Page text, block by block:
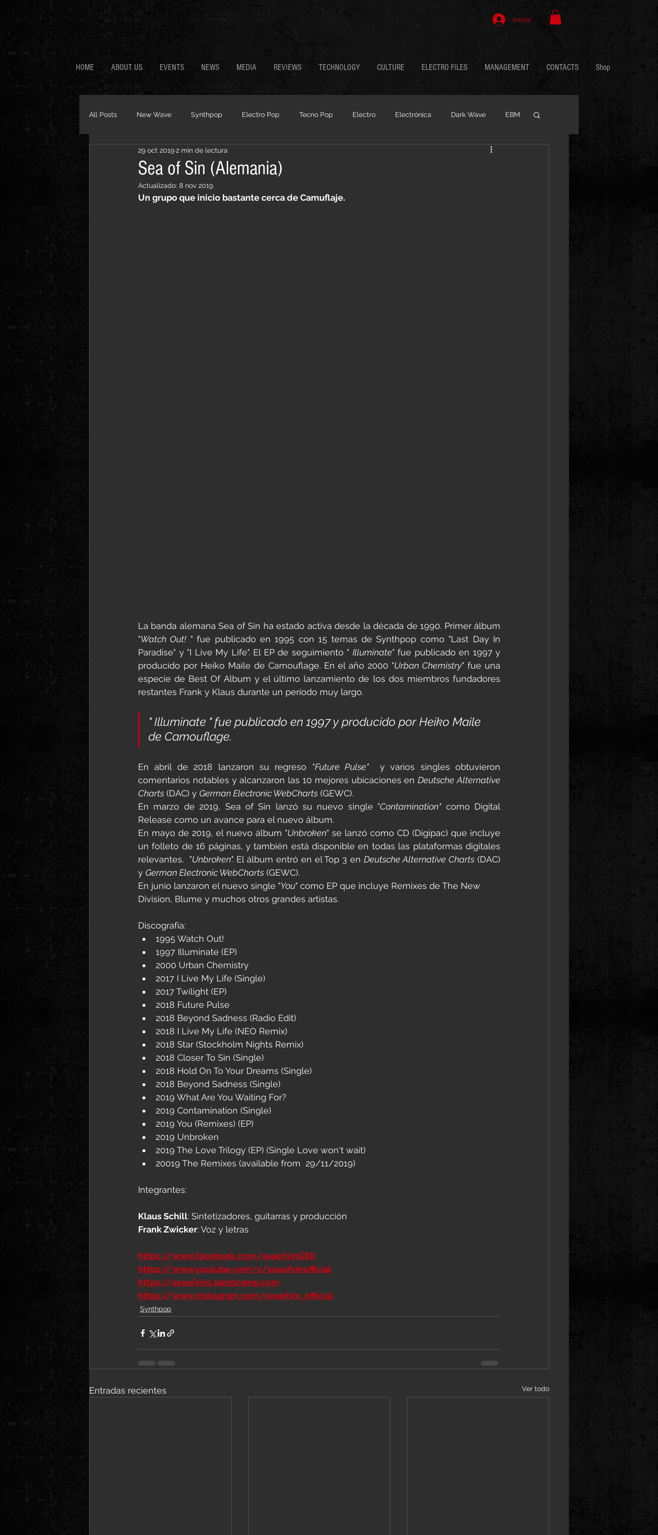
Iniciar sesión
HOME ABOUT US EVENTS NEWS MEDIA REVIEWS TECHNOLOGY CULTURE ELECTRO FILES MANAGEMENT CONTACTS Shop
All Posts New Wave Synthpop Electro Pop Tecno Pop Electro Electrónica Dark Wave EBM
Electroclash Dance floor Futurepop
Electropop Dark Electro New Wave Synthwave
Sea of Sin (Alemania)
29 oct 20192 min de lectura
Actualizado: 8 nov 2019
Un grupo que inicio bastante cerca de Camuflaje.
La banda alemana Sea of Sin ha estado activa desde la década de 1990. Primer álbum
"Watch Out! " fue publicado en 1995 con 15 temas de Synthpop como "Last Day In
Paradise" y "I Live My Life". El EP de seguimiento " Illuminate" fue publicado en 1997 y
producido por Heiko Maile de Camouflage. En el año 2000 "Urban Chemistry" fue una
especie de Best Of Album y el último lanzamiento de los dos miembros fundadores
restantes Frank y Klaus durante un período muy largo.
" Illuminate " fue publicado en 1997 y producido por Heiko Maile
de Camouflage.
En abril de 2018 lanzaron su regreso "Future Pulse"
  y varios singles obtuvieron
comentarios notables y alcanzaron las 10 mejores ubicaciones en Deutsche Alternative
Charts (DAC) y German Electronic WebCharts (GEWC).
En marzo de 2019, Sea of Sin lanzó su nuevo single "Contamination" como Digital
Release como un avance para el nuevo álbum.
En mayo de 2019, el nuevo álbum "Unbroken" se lanzó como CD (Digipac) que incluye
un folleto de 16 páginas, y también está disponible en todas las plataformas digitales
relevantes.  "Unbroken". El álbum entró en el Top 3 en Deutsche Alternative Charts (DAC)
y German Electronic WebCharts (GEWC).
En junio lanzaron el nuevo single "You" como EP que incluye Remixes de The New
Division, Blume y muchos otros grandes artistas.
Discografía:
1995 Watch Out!
1997 Illuminate ‎(EP)
2000 Urban Chemistry
2017 I Live My Life (Single) ‎
2017 Twilight ‎(EP)
2018 Future Pulse
2018 Beyond Sadness (Radio Edit)
2018 I Live My Life (NEO Remix)
2018 Star (Stockholm Nights Remix)
2018 Closer To Sin ‎(Single)
2018 Hold On To Your Dreams ‎(Single)
2018 Beyond Sadness ‎(Single)
2019 What Are You Waiting For?
2019 Contamination ‎(Single)
2019 You (Remixes) ‎(EP)
2019 Unbroken
2019 The Love Trilogy (EP) (Single Love won‘t wait)
20019 The Remixes (available from  29/11/2019)
Integrantes:
Klaus Schill: Sintetizadores, guitarras y producción
Frank Zwicker: Voz y letras
https://www.facebook.com/seaofsinGER
https://www.youtube.com/c/seaofsinofficial
https://seaofsin1.bandcamp.com
https://www.instagram.com/seaofsin_official
Synthpop
Entradas recientes Ver todo